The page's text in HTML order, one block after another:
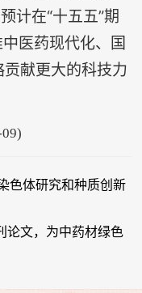
计在“十五五”期
医药现代化、国
献更大的科技力
色体研究和种质创新
论文，为中药材绿色